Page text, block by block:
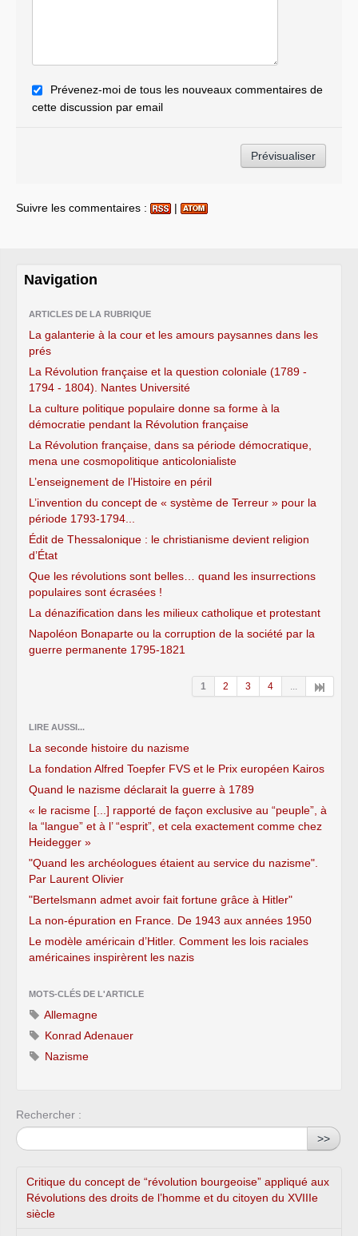
Prévenez-moi de tous les nouveaux commentaires de
cette discussion par email
Suivre les commentaires : |
Navigation
ARTICLES DE LA RUBRIQUE
La galanterie à la cour et les amours paysannes dans les
prés
La Révolution française et la question coloniale (1789 -
1794 - 1804). Nantes Université
La culture politique populaire donne sa forme à la
démocratie pendant la Révolution française
La Révolution française, dans sa période démocratique,
mena une cosmopolitique anticolonialiste
L’enseignement de l’Histoire en péril
L’invention du concept de « système de Terreur » pour la
période 1793-1794...
Édit de Thessalonique : le christianisme devient religion
d’État
Que les révolutions sont belles… quand les insurrections
populaires sont écrasées !
La dénazification dans les milieux catholique et protestant
Napoléon Bonaparte ou la corruption de la société par la
guerre permanente 1795-1821
1 2 3 4 ...
LIRE AUSSI...
La seconde histoire du nazisme
La fondation Alfred Toepfer FVS et le Prix européen Kairos
Quand le nazisme déclarait la guerre à 1789
« le racisme [...] rapporté de façon exclusive au “peuple”, à
la “langue” et à l’ “esprit”, et cela exactement comme chez
Heidegger »
"Quand les archéologues étaient au service du nazisme".
Par Laurent Olivier
"Bertelsmann admet avoir fait fortune grâce à Hitler"
La non-épuration en France. De 1943 aux années 1950
Le modèle américain d’Hitler. Comment les lois raciales
américaines inspirèrent les nazis
MOTS-CLÉS DE L'ARTICLE
Allemagne
Konrad Adenauer
Nazisme
Rechercher :
>>
Critique du concept de “révolution bourgeoise” appliqué aux
Révolutions des droits de l’homme et du citoyen du XVIIIe
siècle